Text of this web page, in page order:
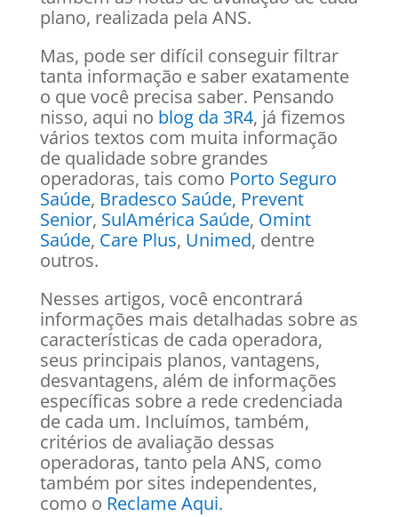
plano, realizada pela ANS.
Mas, pode ser difícil conseguir filtrar
tanta informação e saber exatamente
o que você precisa saber. Pensando
nisso, aqui no blog da 3R4, já fizemos
vários textos com muita informação
de qualidade sobre grandes
operadoras, tais como Porto Seguro
Saúde, Bradesco Saúde, Prevent
Senior, SulAmérica Saúde, Omint
Saúde, Care Plus, Unimed, dentre
outros.
Nesses artigos, você encontrará
informações mais detalhadas sobre as
características de cada operadora,
seus principais planos, vantagens,
desvantagens, além de informações
específicas sobre a rede credenciada
de cada um. Incluímos, também,
critérios de avaliação dessas
operadoras, tanto pela ANS, como
também por sites independentes,
como o Reclame Aqui.